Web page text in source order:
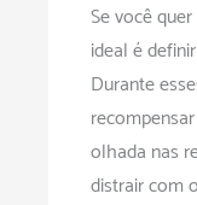
Se você
ideal é
Durante
olhada nas
distrair com